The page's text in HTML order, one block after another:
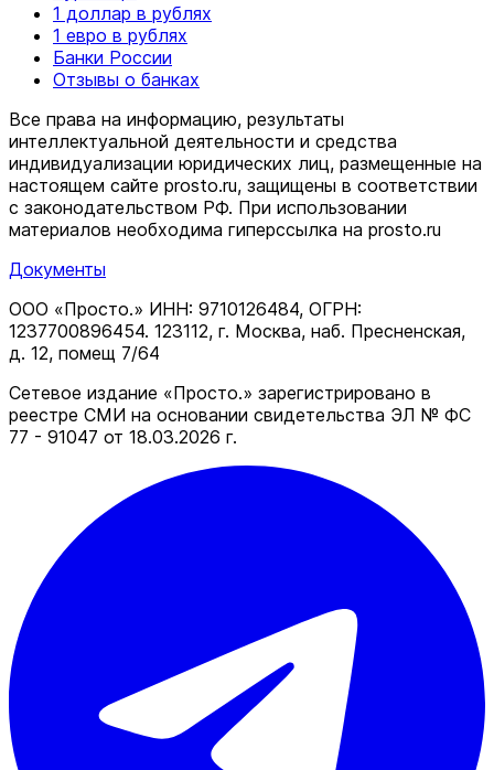
1 доллар в рублях
1 евро в рублях
Банки России
Отзывы о банках
Все права на информацию, результаты
интеллектуальной деятельности и средства
индивидуализации юридических лиц, размещенные на
настоящем сайте prosto.ru, защищены в соответствии
c законодательством РФ. При использовании
материалов необходима гиперссылка на prosto.ru
Документы
ООО «Просто.» ИНН: 9710126484, ОГРН:
1237700896454. 123112, г. Москва, наб. Пресненская,
д. 12, помещ 7/64
Сетевое издание «Просто.» зарегистрировано в
реестре СМИ на основании свидетельства ЭЛ № ФС
77 - 91047 от 18.03.2026 г.